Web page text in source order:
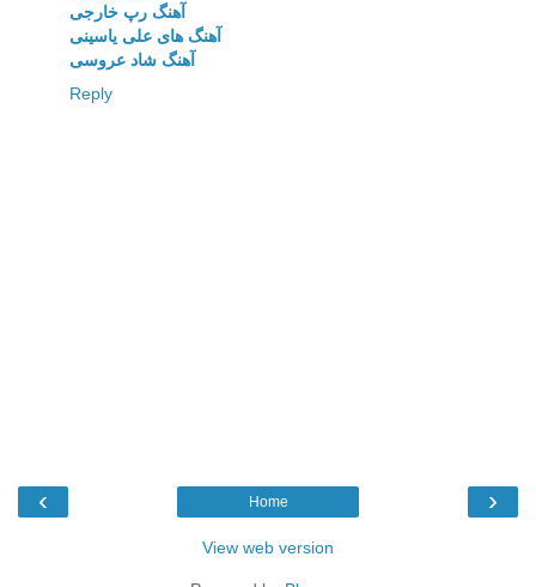
آهنگ رپ خارجی
آهنگ های علی یاسینی
آهنگ شاد عروسی
Reply
‹ ›
Home
View web version